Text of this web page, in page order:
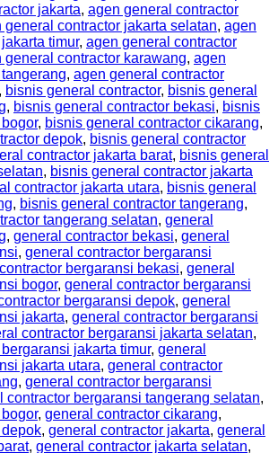
jakarta, agen general contractor
general contractor jakarta selatan, agen
timur, agen general contractor
general contractor karawang, agen
, agen general contractor
, bisnis general contractor, bisnis general
, bisnis general contractor bekasi, bisnis
, bisnis general contractor cikarang,
depok, bisnis general contractor
contractor jakarta barat, bisnis general
, bisnis general contractor jakarta
contractor jakarta utara, bisnis general
, bisnis general contractor tangerang,
tangerang selatan, general
, general contractor bekasi, general
, general contractor bergaransi
bergaransi bekasi, general
bogor, general contractor bergaransi
bergaransi depok, general
jakarta, general contractor bergaransi
contractor bergaransi jakarta selatan,
jakarta timur, general
jakarta utara, general contractor
, general contractor bergaransi
contractor bergaransi tangerang selatan,
, general contractor cikarang,
, general contractor jakarta, general
, general contractor jakarta selatan,